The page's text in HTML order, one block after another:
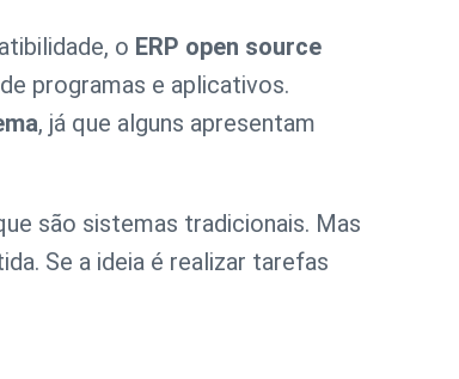
o ERP open source
programas e aplicativos.
, já que alguns apresentam
são sistemas tradicionais. Mas
Se a ideia é realizar tarefas